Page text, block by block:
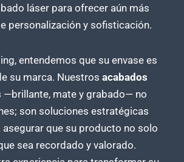
láser para ofrecer aún más
personalización y sofisticación.
entendemos que su envase es
su marca. Nuestros acabados
—brillante, mate y grabado— no
son soluciones estratégicas
que su producto no solo
sea recordado y valorado.